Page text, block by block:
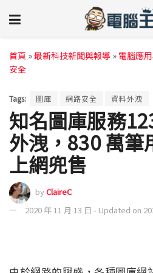
首頁 »最新科技新聞與報導 » 電腦應
安全
Tags: 圖庫 網路安全 資料外洩
知名圖庫服務
外洩，830 萬筆
上網兜售
byClaireC
2020 年 11 月 13 日 - Updated on